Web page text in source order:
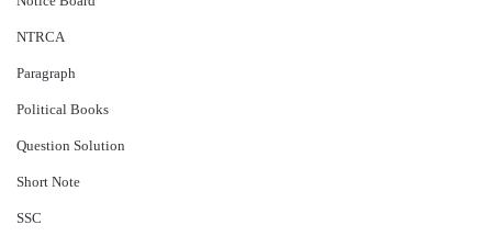
NTRCA
Paragraph
Political Books
Question Solution
Short Note
‍SSC